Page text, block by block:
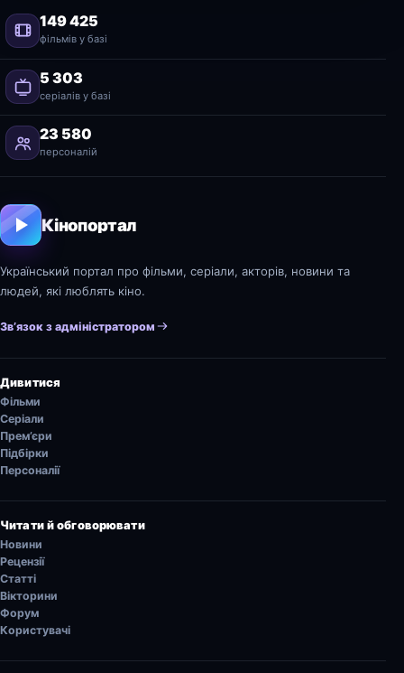
149 425
фільмів у базі
5 303
серіалів у базі
23 580
персоналій
Кінопортал
Український портал про фільми, серіали, акторів, новини та
людей, які люблять кіно.
Зв’язок з адміністратором
Дивитися
Фільми
Серіали
Прем’єри
Підбірки
Персоналії
Читати й обговорювати
Новини
Рецензії
Статті
Вікторини
Форум
Користувачі